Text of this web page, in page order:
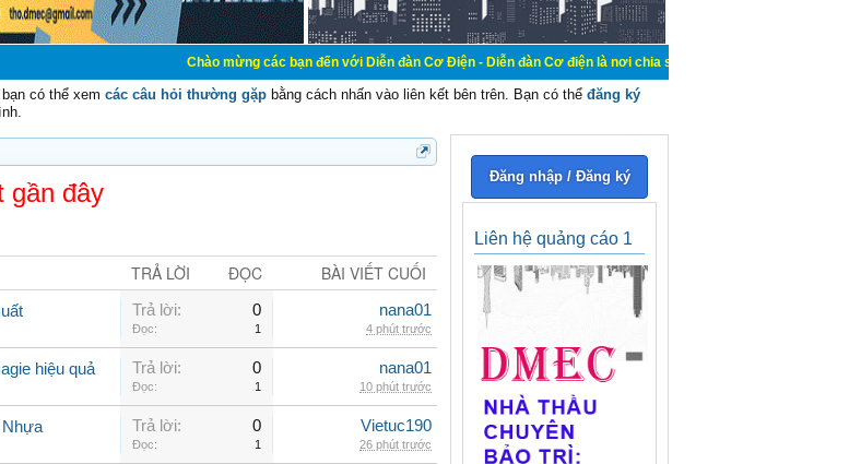
Chào mừng các bạn đến với Diễn đàn Cơ Điện - Diễn đàn Cơ điện là nơi chia sẽ kiến thức kinh nghiệm trong lãnh vực
có thể xem các câu hỏi thường gặp bằng cách nhấn vào liên kết bên trên. Bạn có thể đăng ký
gần đây
TRẢ LỜI ĐỌC BÀI VIẾT CUỐI
Trả lời: 0
Đọc: 1
nana01
4 phút trước
hiệu quả Trả lời: 0
Đọc: 1
nana01
10 phút trước
Nhựa Trả lời: 0
Đọc: 1
Vietuc190
26 phút trước
Đăng nhập / Đăng ký
Liên hệ quảng cáo 1